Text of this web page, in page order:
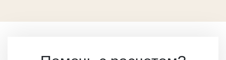
Топливные брикеты RUF